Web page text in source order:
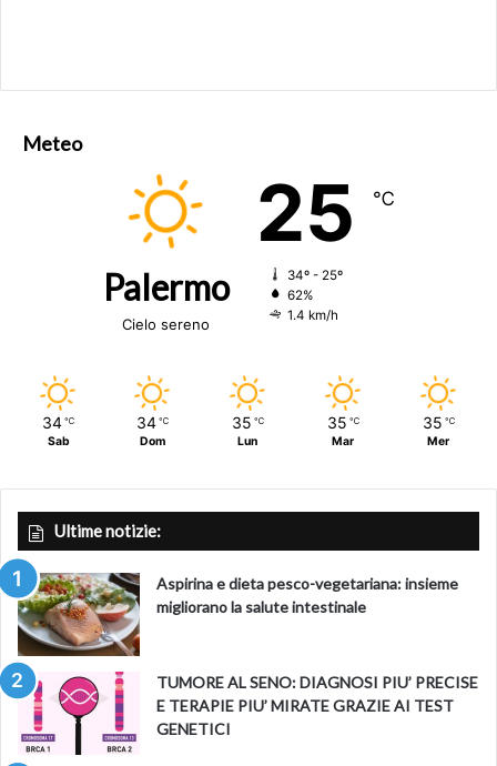
Meteo
Palermo
Cielo sereno
25 ℃
34º - 25º
62%
1.4 km/h
34 ℃
Sab
34 ℃
Dom
35 ℃
Lun
35 ℃
Mar
35 ℃
Mer
Ultime notizie:
Aspirina e dieta pesco-vegetariana: insieme
migliorano la salute intestinale
TUMORE AL SENO: DIAGNOSI PIU’ PRECISE
E TERAPIE PIU’ MIRATE GRAZIE AI TEST
GENETICI